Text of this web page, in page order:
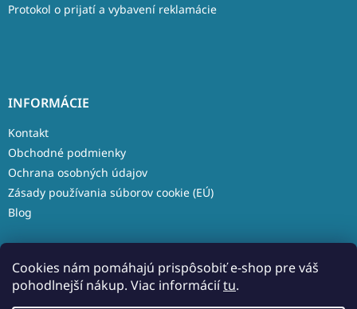
Cookies nám pomáhajú prispôsobiť e-shop pre váš
pohodlnejší nákup. Viac informáciítu.
Protokol o prijatí a vybavení reklamácie
INFORMÁCIE
Kontakt
Obchodné podmienky
Ochrana osobných údajov
Zásady používania súborov cookie (EÚ)
Blog